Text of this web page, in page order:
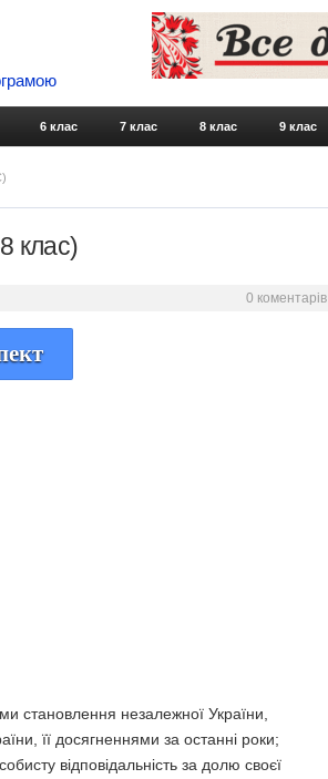
Skip to content
6 клас 7 клас 8 клас 9 клас
клас)
0 коментарів
становлення незалежної України,
її досягненнями за останні роки;
відповідальність за долю своєї